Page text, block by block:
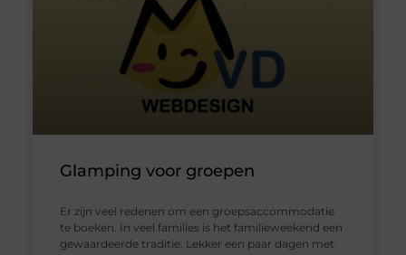
Glamping voor groepen
Er zijn veel redenen om een groepsaccommodatie
te boeken. In veel families is het familieweekend een
gewaardeerde traditie. Lekker een paar dagen met